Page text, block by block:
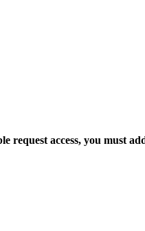
request access, you must